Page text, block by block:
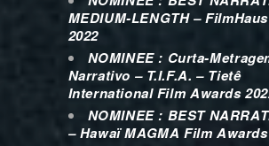
MEDIUM-LENGTH –
2022
NOMINEE : Curta-
Narrativo – T.I.F.A. – Tietê
International Film Awards
NOMINEE : BEST
– Hawaï MAGMA Film Awards